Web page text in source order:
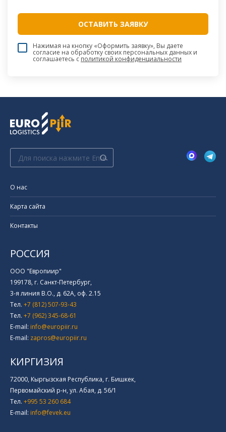
Нажимая на кнопку «Оформить заявку», Вы даете
согласие на обработку своих персональных данных и
соглашаетесь cполитикой конфиденциальности
Поиск:
РОССИЯ
ООО "Европиир"
199178, г. Санкт-Петербург,
3-я линия В.О., д. 62А, оф. 2.15
Тел. +7 (812) 507-93-43
Тел. +7 (962) 345-68-61
E-mail: info@europiir.ru
E-mail: zapros@europiir.ru
КИРГИЗИЯ
72000, Кыргызская Республика, г. Бишкек,
Первомайский р-н, ул. Абая, д. 56/1
Тел. +995 53 260 684
E-mail: info@fevek.eu
О нас
Карта сайта
Контакты